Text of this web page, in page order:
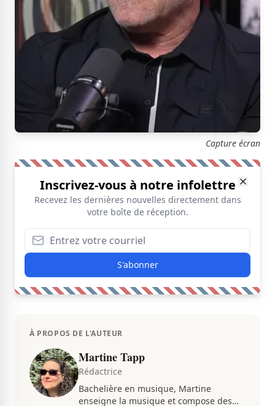
Capture écran
Inscrivez-vous à notre infolettre
Recevez les dernières nouvelles directement dans
votre boîte de réception.
S'abonner
À PROPOS DE L'AUTEUR
Martine Tapp
Rédactrice
Bachelière en musique, Martine
enseigne la musique et compose des